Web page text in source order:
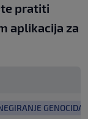
pratiti
aplikacija za
GENOCIDA